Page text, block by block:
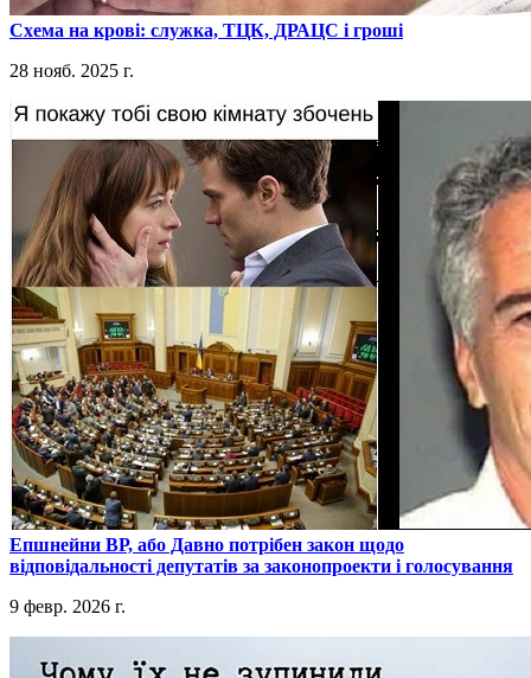
​Схема на крові: служка, ТЦК, ДРАЦС і гроші
28 нояб. 2025 г.
​Епшнейни ВР, або Давно потрібен закон щодо
відповідальності депутатів за законопроекти і голосування
9 февр. 2026 г.